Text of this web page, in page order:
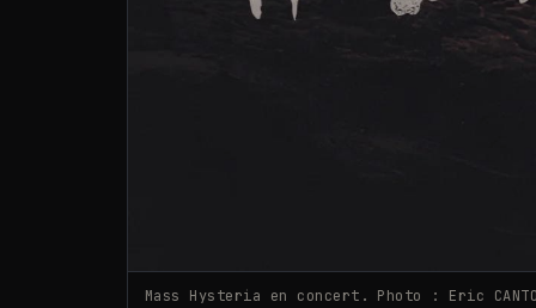
Mass Hysteria en concert. Photo : Eric